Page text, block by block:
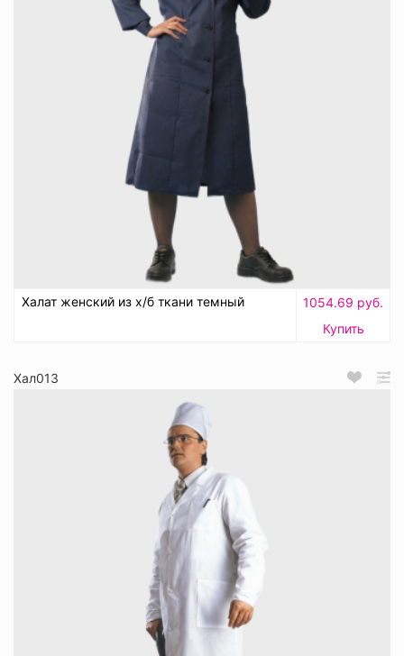
Халат женский из х/б ткани темный
1054.69 руб.
Купить
Хал013